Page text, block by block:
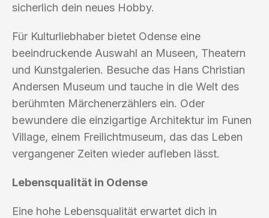
sicherlich dein neues Hobby.
Für Kulturliebhaber bietet Odense eine
beeindruckende Auswahl an Museen, Theatern
und Kunstgalerien. Besuche das Hans Christian
Andersen Museum und tauche in die Welt des
berühmten Märchenerzählers ein. Oder
bewundere die einzigartige Architektur im Funen
Village, einem Freilichtmuseum, das das Leben
vergangener Zeiten wieder aufleben lässt.
Lebensqualität in Odense
Eine hohe Lebensqualität erwartet dich in